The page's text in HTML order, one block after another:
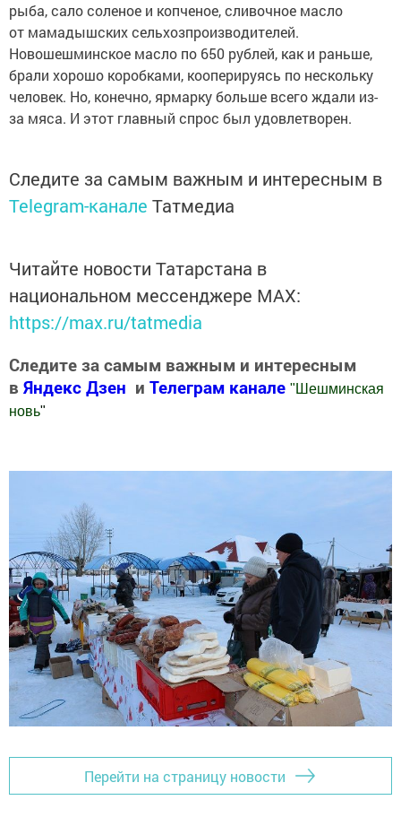
рыба, сало соленое и копченое, сливочное масло
от мамадышских сельхозпроизводителей.
Новошешминское масло по 650 рублей, как и раньше,
брали хорошо коробками, кооперируясь по нескольку
человек. Но, конечно, ярмарку больше всего ждали из-
за мяса. И этот главный спрос был удовлетворен.
Следите за самым важным и интересным в
Telegram-канале Татмедиа
Читайте новости Татарстана в
национальном мессенджере MАХ:
https://max.ru/tatmedia
Следите за самым важным и интересным
в Яндекс Дзен и Телеграм канале " Шешминская
новь"
Перейти на страницу новости